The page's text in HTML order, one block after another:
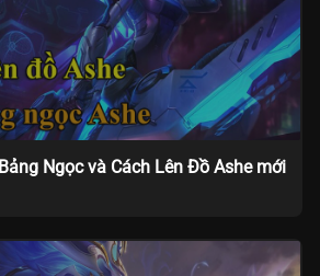
Ngọc và Cách Lên Đồ Ashe mới